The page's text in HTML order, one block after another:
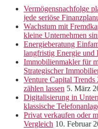
Vermögensnachfolge
jede seriöse
Wachstum mit
kleine Unternehmen
Energieberatung
langfristig Energie und
Immobilienmakler für
Strategischer
Venture Capital
zählen lassen 5. März
Digitalisierung in
klassische
Privat verkaufen oder
Vergleich 10. Februar